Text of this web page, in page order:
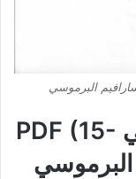
كتاب نحو الله جزء 2 الثاني PDF (15-